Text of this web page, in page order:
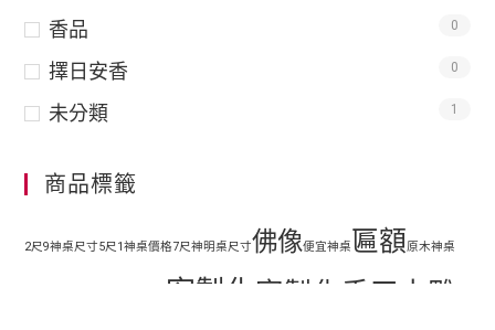
香品 0
擇日安香 0
未分類 1
商品標籤
2尺9神桌尺寸5尺1神桌價格7尺神明桌尺寸佛像便宜神桌匾額原木神桌
客製化 客製化手工木雕